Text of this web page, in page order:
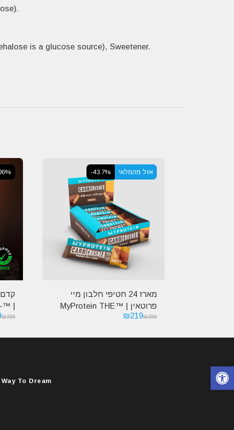
.Creatine Monohydrate (76%), Flavouring, Acid (Citric Acid), Beetroot Concentrate, Sweetener (Sucralose)
is a glucose source), Sweetener
אזל מהמלאי -43.7%
מארז 24 חטיפי חלבון מיי
פרוטאין | ™MyProtein THE
Carb Crusher
₪389
₪219
קדם
₪399
To Dream